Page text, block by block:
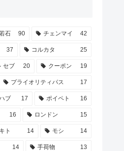
石 90 チェンマイ 42
37 コルカタ 25
セブ 20 クーポン 19
プライオリティパス 17
ブ 17 ポイペト 16
16 ロンドン 15
キト 14 モシ 14
14 手荷物 13